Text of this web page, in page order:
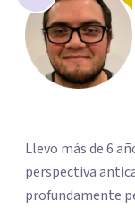
Llevo más de 6
perspectiva
profundamente